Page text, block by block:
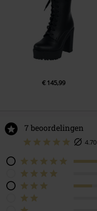
€ 145,99
7 beoordelingen
4.70